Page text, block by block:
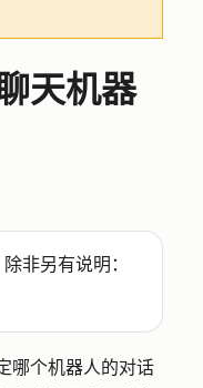
天机器
非另有说明：
哪个机器人的对话